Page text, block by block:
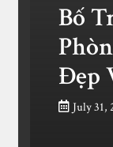
Bố
Đẹp
July 31,